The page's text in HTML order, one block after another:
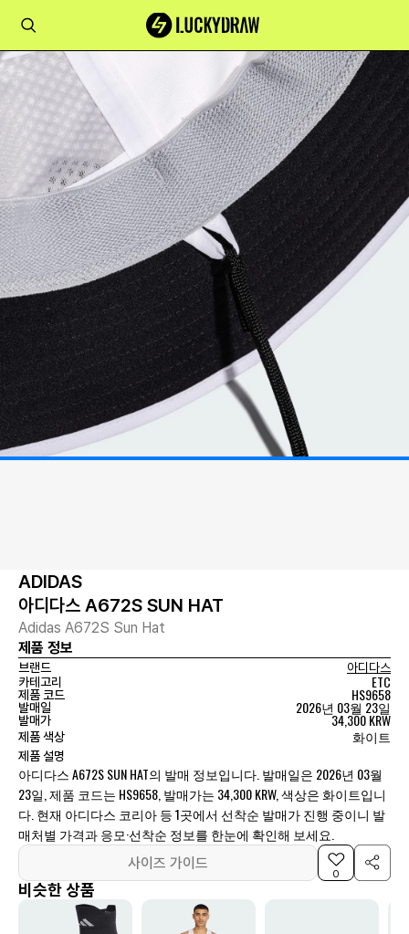
ADIDAS
아디다스 A672S SUN HAT
Adidas A672S Sun Hat
제품 정보
브랜드
아디다스
카테고리
ETC
제품 코드 HS9658
발매일 2026년 03월 23일
발매가 34,300 KRW
제품 색상 화이트
제품 설명
아디다스 A672S SUN HAT의 발매 정보입니다. 발매일은 2026년 03월
23일, 제품 코드는 HS9658, 발매가는 34,300 KRW, 색상은 화이트입니
다. 현재 아디다스 코리아 등 1곳에서 선착순 발매가 진행 중이니 발
매처별 가격과 응모·선착순 정보를 한눈에 확인해 보세요.
사이즈 가이드
0
비슷한 상품